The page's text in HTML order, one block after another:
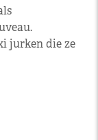
jurken die ze